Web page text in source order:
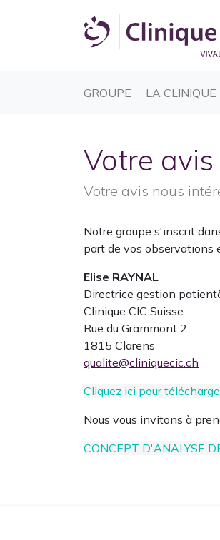
GROUPE (CURRENT)
LA CLINIQUE
Votre avis
Votre avis nous
Notre groupe s'inscrit
part de vos observations
Elise RAYNAL
Directrice gestion
Clinique CIC Suisse
Rue du Grammont 2
1815 Clarens
qualite@cliniquecic.ch
Cliquez ici pour
Nous vous invitons à
CONCEPT D'ANALYSE